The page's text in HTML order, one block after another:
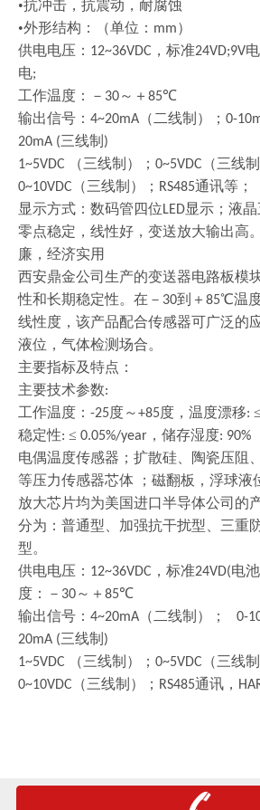
•抗冲击，抗震动，耐腐蚀
•外形结构：（单位： mm）
供电电压： 12~36VDC ，标准24VD;9V
电;
工作温度：－ 30～＋85℃
输出信号： 4~20mA （二线制）； 0-
20mA (三线制 )
1~5VDC
（三线制）； 0~5VDC （三线
0~10VDC （三线制）； RS485通讯等；
显示方式：数码管四位LED显示；液
零点稳定，线性好，变送放大输出高
廉，经济实用
西安鼎金公司生产的变送器电路板模
性和长期稳定性。在－ 30到＋85℃温
线性度，该产品配合传感器可广泛的
液位，气体检测场合。
主要指标及特点：
主要技术参数:
工作温度： -25度～+85度，温度漂移: ≤
稳定性: ≤ 0.05%/year ，储存湿度: 90%
电偶温度传感器；扩散硅、陶瓷压阻
等压力传感器芯体
；磁翻板，浮球液
放大芯片均为美国进口半导体公司的
分为：普通型、加强抗干扰型、三重
型。
供电电压： 12~36VDC ，标准24VD(电
度：－ 30～＋85℃
输出信号： 4~20mA （二线制）； 0-
20mA (三线制 )
1~5VDC
（三线制）； 0~5VDC （三线
0~10VDC （三线制）； RS485通讯，